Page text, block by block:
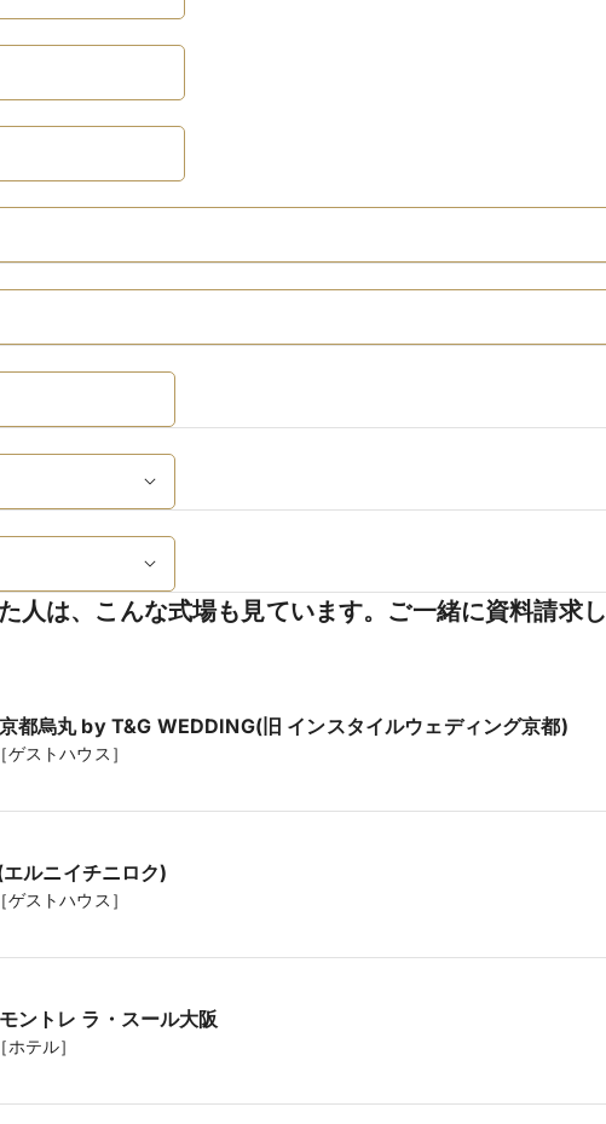
人は、こんな式場も見ています。ご一緒に資料請求し
都烏丸 by T&G WEDDING(旧 インスタイルウェディング京都)
ストハウス］
ルニイチニロク)
ストハウス］
ントレ ラ・スール大阪
テル］